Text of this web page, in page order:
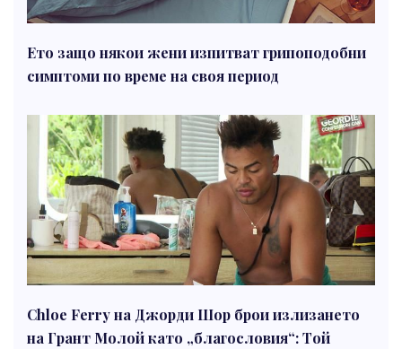
Ето защо някои жени изпитват грипоподобни
симптоми по време на своя период
Chloe Ferry на Джорди Шор брои излизането
на Грант Молой като „благословия“: Той